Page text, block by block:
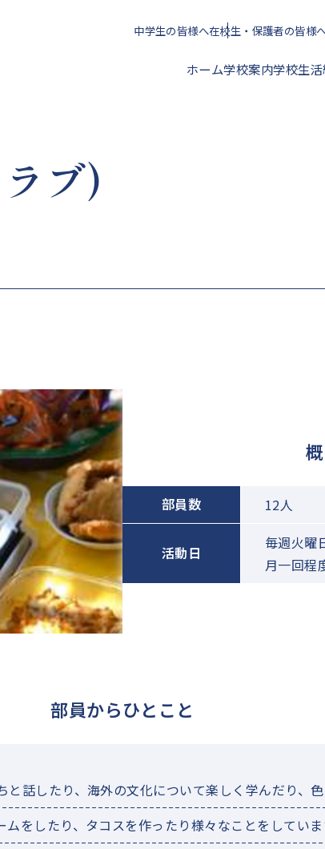
中学生の皆様へ在校生・保護者の皆様
ホーム学校案内学校生活
ブ)
部員数 12人
活動日
毎週火曜
月一回程
部員からひとこと
話したり、海外の文化について楽しく学んだり、
をしたり、タコスを作ったり様々なことをしてい